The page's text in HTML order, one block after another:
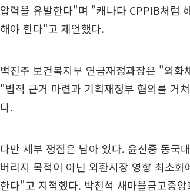
압력을 유발한다"며 "캐나다 CPPIB처럼
해야 한다"고 제언했다.
백진주 보건복지부 연금재정과장은 "외
"법적 근거 마련과 기획재정부 협의를 거
다.
다만 세부 쟁점은 남아 있다. 윤선중 동국
버리지 목적이 아닌 외환시장 영향 최소
한다"고 지적했다. 박천석 새마을금고중